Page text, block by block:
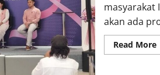
masyarakat
akan ada
Read More